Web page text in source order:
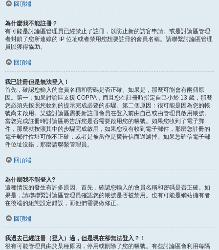
回頂端
為什麼我不能註冊？
有可能是討論區管理員已經禁止了註冊，以防止新的訪客申請。或是討論區管理
者封鎖了您所連線的 IP 位址或者禁用您想要註冊的會員名稱。請聯繫討論區管理
員以獲得協助。
回頂端
我已註冊但是無法登入！
首先，確認您輸入的會員名稱和密碼是否正確。如果是，那麼可能會有兩個原
因。第一：如果討論區支援 COPPA，而且您在註冊時指定自己小於 13 歲，那麼
您必須先按照您收到的提示完成必要的步驟。第二個原因：很可能是因為您的帳
號尚未啟用。某些討論區需要新註冊會員在登入前由自己或由管理員啟用帳號。
當您完成註冊時討論區將告訴您是否需要啟用您的帳號。如果您收到了電子郵
件，那麼就按照其中的步驟完成啟用，如果您沒有收到電子郵件，那麼您註冊的
電子郵件位址可能不正確，或者是被當作是廣告信而過濾掉。如果您確信電子郵
件位址沒錯，那麼請聯繫管理員。
回頂端
為什麼我不能登入?
這種情況的發生有許多原因。首先，確認您輸入的會員名稱和密碼是否正確。如
果是，請聯聯繫討論區管理員確認您的帳號是否被禁用。也有可能是網站擁有者
在後端的組態設定錯誤，而他們需要做修正。
回頂端
我過去已經註冊（登入）過，但是現在卻無法登入？！
很有可能管理員由於某種原因，停用或刪除了您的帳號。有些討論區會利用每隔